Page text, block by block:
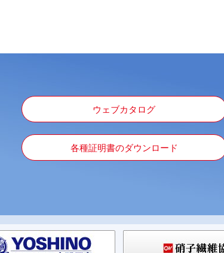
ウェブカタログ
各種証明書のダウンロード